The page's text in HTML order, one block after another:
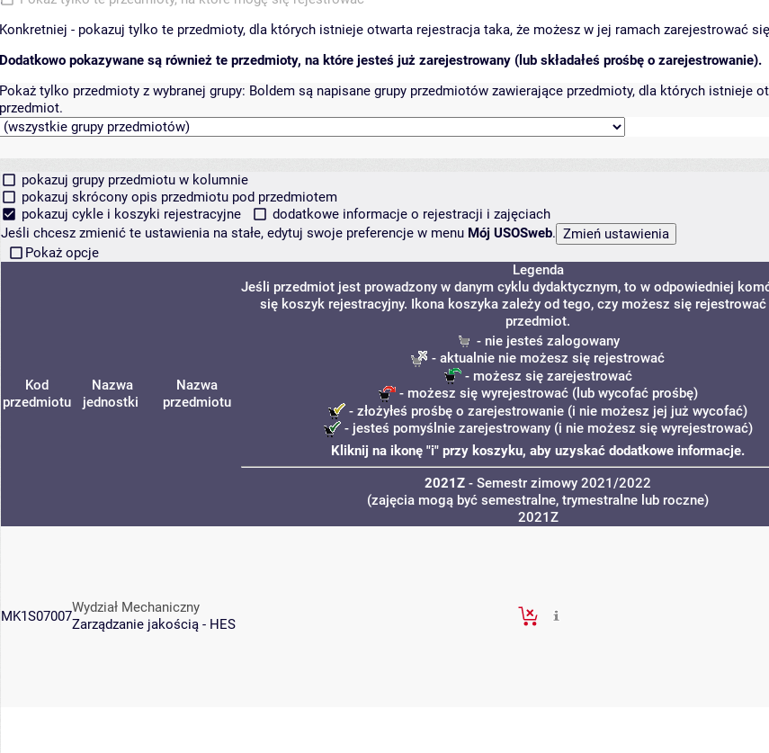
Konkretniej - pokazuj tylko te przedmioty, dla których istnieje otwarta rejestracja taka, że możesz w jej ramach zarejestrować
Dodatkowo pokazywane są również te przedmioty, na które jesteś już zarejestrowany (lub składałeś prośbę o zarejestrowanie).
Pokaż tylko przedmioty z wybranej grupy: Boldem są napisane grupy przedmiotów zawierające przedmioty, dla których istnieje
przedmiot.
pokazuj grupy przedmiotu w kolumnie
pokazuj skrócony opis przedmiotu pod przedmiotem
pokazuj cykle i koszyki rejestracyjne
dodatkowe informacje o rejestracji i zajęciach
Jeśli chcesz zmienić te ustawienia na stałe, edytuj swoje preferencje w menu Mój USOSweb.
Pokaż opcje
Kod
przedmiotu
Nazwa
jednostki
Nazwa
przedmiotu
Legenda
Jeśli przedmiot jest prowadzony w danym cyklu dydaktycznym, to w odpowiedniej
się koszyk rejestracyjny. Ikona koszyka zależy od tego, czy możesz się rejestrować
przedmiot.
- nie jesteś zalogowany
- aktualnie nie możesz się rejestrować
- możesz się zarejestrować
- możesz się wyrejestrować (lub wycofać prośbę)
- złożyłeś prośbę o zarejestrowanie (i nie możesz jej już wycofać)
- jesteś pomyślnie zarejestrowany (i nie możesz się wyrejestrować)
Kliknij na ikonę "i" przy koszyku, aby uzyskać dodatkowe informacje.
2021Z - Semestr zimowy 2021/2022
(zajęcia mogą być semestralne, trymestralne lub roczne)
2021Z
MK1S07007
Wydział Mechaniczny
Zarządzanie jakością - HES